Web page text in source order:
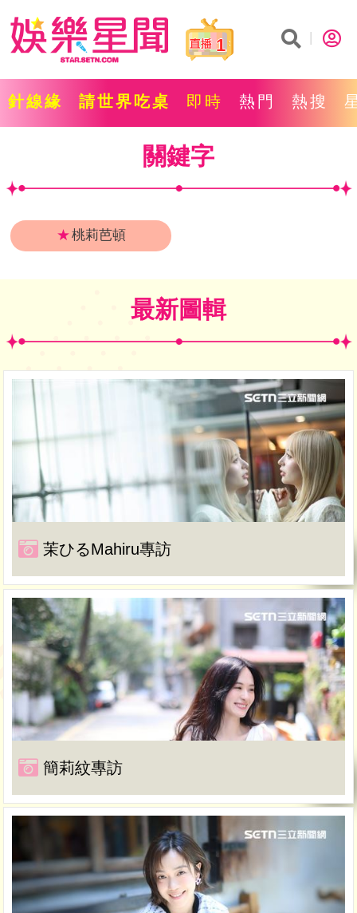
1
針線緣 請世界吃桌 即時 熱門 熱搜
關鍵字
★桃莉芭頓
最新圖輯
茉ひるMahiru專訪
簡莉紋專訪